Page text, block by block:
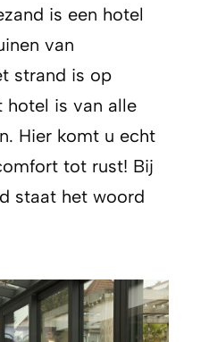
is een hotel
van
strand is op
hotel is van alle
Hier komt u echt
tot rust! Bij
staat het woord